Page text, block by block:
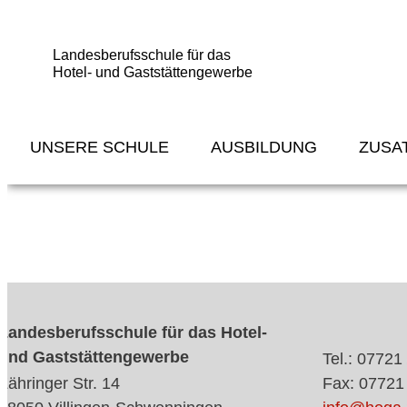
Landesberufsschule für das
Hotel- und Gaststättengewerbe
UNSERE SCHULE AUSBILDUNG
für das Hotel-
Gaststättengewerbe
Str. 14
Tel.:
Fax: